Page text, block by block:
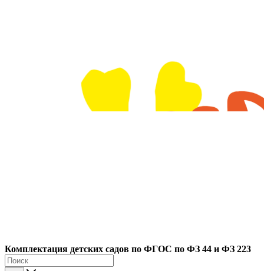
Комплектация детских садов по ФГОC по ФЗ 44 и ФЗ 223